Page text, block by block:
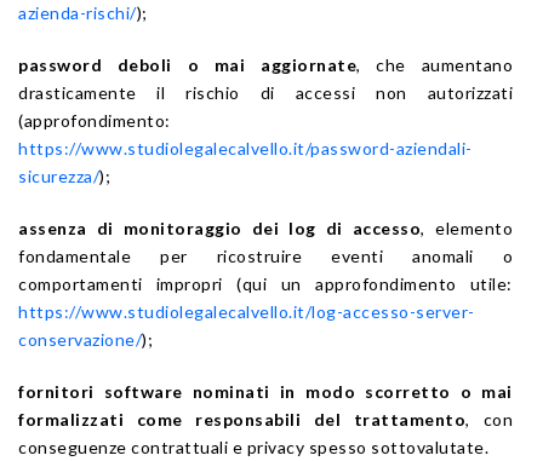
azienda-rischi/);
password deboli o mai aggiornate, che aumentano
drasticamente il rischio di accessi non autorizzati
(approfondimento:
https://www.studiolegalecalvello.it/password-aziendali-
sicurezza/);
assenza di monitoraggio dei log di accesso, elemento
fondamentale per ricostruire eventi anomali o
comportamenti impropri (qui un approfondimento utile:
https://www.studiolegalecalvello.it/log-accesso-server-
conservazione/);
fornitori software nominati in modo scorretto o mai
formalizzati come responsabili del trattamento, con
conseguenze contrattuali e privacy spesso sottovalutate.